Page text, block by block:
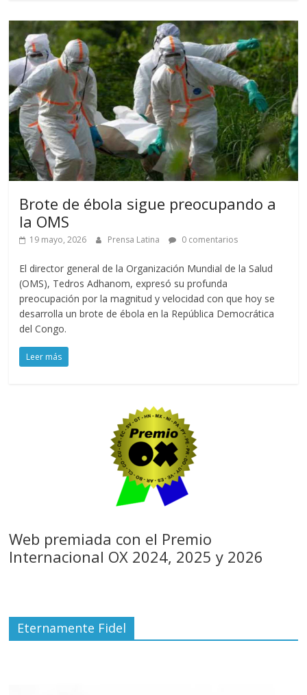
Brote de ébola sigue preocupando a
la OMS
19 mayo, 2026 Prensa Latina 0 comentarios
El director general de la Organización Mundial de la Salud
(OMS), Tedros Adhanom, expresó su profunda
preocupación por la magnitud y velocidad con que hoy se
desarrolla un brote de ébola en la República Democrática
del Congo.
Leer más
Web premiada con el Premio
Internacional OX 2024, 2025 y 2026
Eternamente Fidel